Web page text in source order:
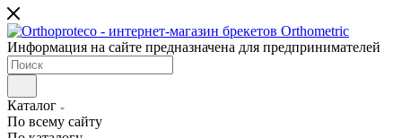
Информация на сайте предназначена для предпринимателей
Каталог
По всему сайту